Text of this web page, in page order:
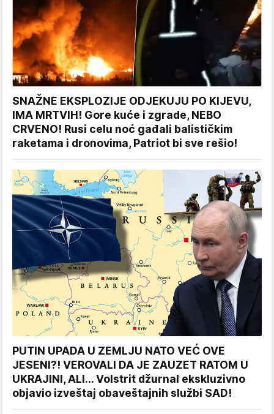
SNAŽNE EKSPLOZIJE ODJEKUJU PO KIJEVU,
IMA MRTVIH! Gore kuće i zgrade, NEBO
CRVENO! Rusi celu noć gađali balističkim
raketama i dronovima, Patriot bi sve rešio!
PUTIN UPADA U ZEMLJU NATO VEĆ OVE
JESENI?! VEROVALI DA JE ZAUZET RATOM U
UKRAJINI, ALI... Volstrit džurnal ekskluzivno
objavio izveštaj obaveštajnih službi SAD!